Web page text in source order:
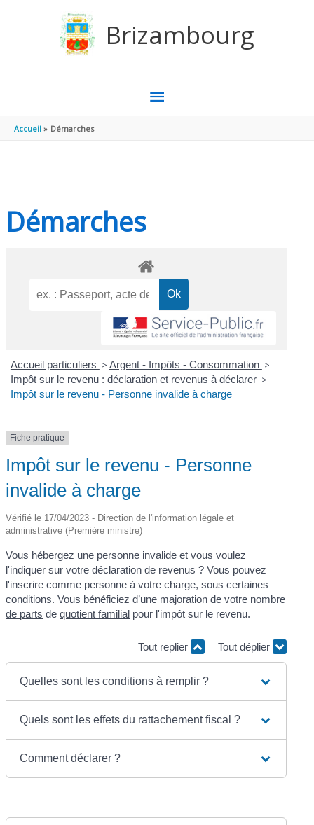
Brizambourg
MENU
Accueil Démarches
Démarches
Accueil particuliers > Argent - Impôts - Consommation >
Impôt sur le revenu : déclaration et revenus à déclarer >
Impôt sur le revenu - Personne invalide à charge
Fiche pratique
Impôt sur le revenu - Personne
invalide à charge
Vérifié le 17/04/2023 - Direction de l'information légale et
administrative (Première ministre)
Vous hébergez une personne invalide et vous voulez
l'indiquer sur votre déclaration de revenus ? Vous pouvez
l'inscrire comme personne à votre charge, sous certaines
conditions. Vous bénéficiez d’une majoration de votre nombre
de parts dequotient familial pour l'impôt sur le revenu.
Tout replier Tout déplier
Quelles sont les conditions à remplir ?
Quels sont les effets du rattachement fiscal ?
Comment déclarer ?